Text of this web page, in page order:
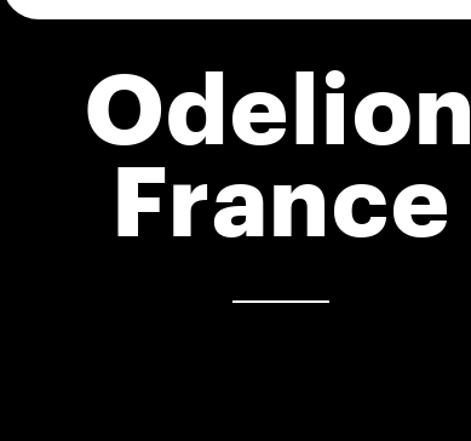
Odelion
France